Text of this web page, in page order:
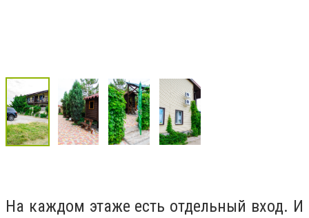
На каждом этаже есть отдельный вход. И